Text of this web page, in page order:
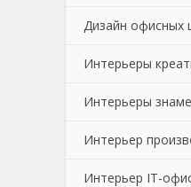
Дизайн офисных
Интерьеры
Интерьеры
Интерьер
Интерьер IT-